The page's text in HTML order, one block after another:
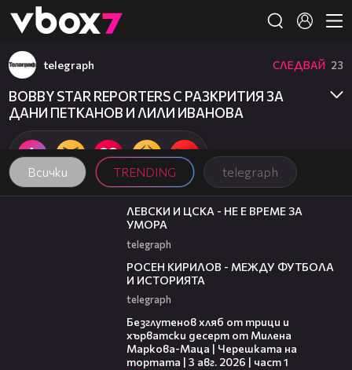
👾
Всички TRENDING telegraph
telegraph СЛЕДВАЙ 23
BOBBY STAR REPORTERS С РАЗКРИТИЯ ЗА
ДАНИ ПЕТКАНОВ И ЛИЛИ ИВАНОВА
31:36
ЛЕВСКИ И ЦСКА - НЕ Е ВРЕМЕ ЗА
УМОРА
telegraph
РОСЕН КИРИЛОВ - МЕЖДУ ФУТБОЛА
И ИСТОРИЯТА
telegraph
Безглутенов хляб от трици и
хърватски десерт от Милена
Маркова-Маца | Черешката на
тортата | 3 авг. 2026 | част 1